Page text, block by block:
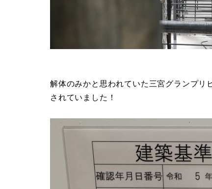
解体のみかと思われていた三宮グランプリ
されていました！